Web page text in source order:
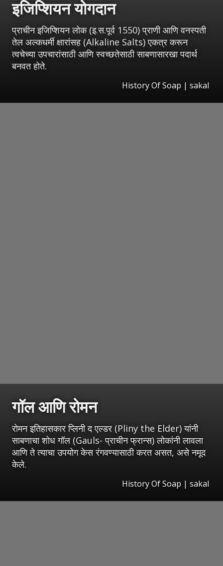
इजिप्शियन योगदान
प्राचीन इजिप्शियन लोक (इ.स.पूर्व 1550) प्राणी आणि वनस्पती
तेल अल्कधर्मी क्षारांसह (Alkaline Salts) एकत्र करून
त्वचेच्या उपचारांसाठी आणि स्वच्छतेसाठी साबणासारखा पदार्थ
बनवत होते.
History Of Soap | sakal
गॉल आणि रोमन
रोमन इतिहासकार प्लिनी द एल्डर (Pliny the Elder) यांनी
साबणाचा शोध गॉल (Gauls- प्राचीन फ्रान्स) लोकांनी लावला
आणि ते त्याचा उपयोग केस रंगवण्यासाठी करत असत, असे नमूद
केले.
History Of Soap | sakal